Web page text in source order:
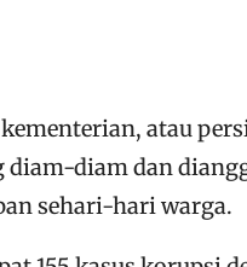
atau
diam dan
sehari-hari warga.